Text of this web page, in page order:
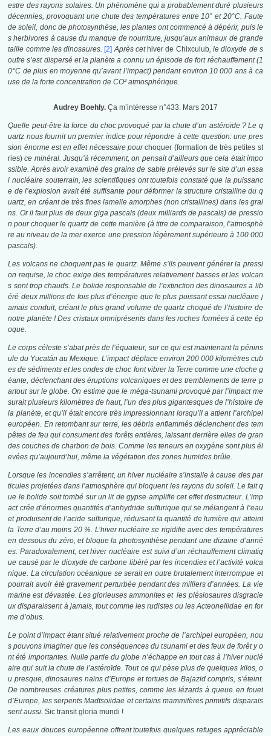
estre des rayons solaires. Un phénomène qui a probablement duré plusieurs
décennies, provoquant une chute des températures entre 10° et 20°C. Faute
de soleil, donc de photosynthèse, les plantes ont commencé à dépérir, puis le
s herbivores à cause du manque de nourriture, jusqu’aux animaux de grande
taille comme les dinosaures. [2] Après cet hiver de Chixculub, le dioxyde de s
oufre s’est dispersé et la planète a connu un épisode de fort réchauffement (1
0°C de plus en moyenne qu’avant l’impact) pendant environ 10 000 ans à ca
use de la forte concentration de CO² atmosphérique.
Audrey Boehly. Ça m’intéresse n°433. Mars 2017
Quelle peut-être la force du choc provoqué par la chute d’un astéroïde ? Le q
uartz nous fournit un premier indice pour répondre à cette question: une pres
sion énorme est en effet nécessaire pourchoquer (formation de très petites st
ries) ce minéral. Jusqu’à récemment, on pensait d’ailleurs que cela était impo
ssible. Après avoir examiné des grains de sable prélevés sur le site d’un essa
i nucléaire souterrain, les scientifiques ont toutefois constaté que la puissanc
e de l’explosion avait été suffisante pour déformer la structure cristalline du q
uartz, en créant de très fines lamelle amorphes (non cristallines) dans les grai
ns. Or il faut plus de deux giga pascals (deux milliards de pascals) de pressio
n pour choquer le quartz de cette manière (à titre de comparaison, l’atmosphè
re au niveau de la mer exerce une pression légèrement supérieure à 100 000
pascals).
Les volcans ne choquent pas le quartz. Même s’ils peuvent générer la pressi
on requise, le choc exige des températures relativement basses et les volcan
s sont trop chauds. Le bolide responsable de l’extinction des dinosaures a lib
éré deux millions de fois plus d’énergie que le plus puissant essai nucléaire j
amais conduit, créant le plus grand volume de quartz choqué de l’histoire de
notre planète ! Des cristaux omniprésents dans les roches formées à cette ép
oque.
Le corps céleste s’abat près de l’équateur, sur ce qui est maintenant la pénins
ule du Yucatán au Mexique. L’impact déplace environ 200 000 kilomètres cub
es de sédiments et les ondes de choc font vibrer la Terre comme une cloche g
éante, déclenchant des éruptions volcaniques et des tremblements de terre p
artout sur le globe. On estime que le méga-tsunami provoqué par l’impact me
surait plusieurs kilomètres de haut, l’un des plus gigantesques de l’histoire de
la planète, et qu’il était encore très impressionnant lorsqu’il a attient l’archipel
européen. En retombant sur terre, les débris enflammés déclenchent des tem
pêtes de feu qui consument des forêts entières, laissant derrière elles de gran
des couches de charbon de bois. Comme les teneurs en oxygène sont plus él
evées qu’aujourd’hui, même la végétation des zones humides brûle.
Lorsque les incendies s’arrêtent, un hiver nucléaire s’installe à cause des par
ticules projetées dans l’atmosphère qui bloquent les rayons du soleil. Le fait q
ue le bolide soit tombé sur un lit de gypse amplifie cet effet destructeur. L’imp
act crée d’énormes quantités d’anhydride sulfurique qui se mélangent à l’eau
et produisent de l’acide sulfurique, réduisant la quantité de lumière qui atteint
la Terre d’au moins 20 %. L’hiver nucléaire se rigidifie avec des températures
en dessous du zéro, et bloque la photosynthèse pendant une dizaine d’anné
es. Paradoxalement, cet hiver nucléaire est suivi d’un réchauffement climatiq
ue causé par le dioxyde de carbone libéré par les incendies et l’activité volca
nique. La circulation océanique se serait en outre brutalement interrompue et
pourrait avoir été gravement perturbée pendant des milliers d’années. La vie
marine est dévastée. Les glorieuses ammonites et les plésiosaures disgracie
ux disparaissent à jamais, tout comme les rudistes ou les Acteonellidae en for
me d’obus.
Le point d’impact étant situé relativement proche de l’archipel européen, nou
s pouvons imaginer que les conséquences du tsunami et des feux de forêt y o
nt été importantes. Nulle partie du globe n’échappe en tout cas à l’hiver nuclé
aire qui suit la chute de l’astéroïde. Tout ce qui pèse plus de quelques kilos, o
u presque, dinosaures nains d’Europe et tortues de Bajazid compris, s’éteint.
De nombreuses créatures plus petites, comme les lézards à queue en fouet
d’Europe, les serpents Madtsoiidae et certains mammifères primitifs disparais
sent aussi.Sic transit gloria mundi !
Les eaux douces européenne offrent toutefois quelques refuges appréciable